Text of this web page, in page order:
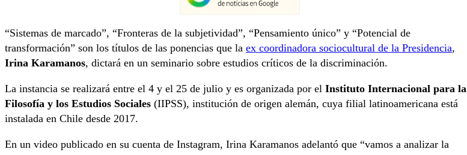
“Sistemas de marcado”, “Fronteras de la subjetividad”, “Pensamiento único” y “Potencial de
transformación” son los títulos de las ponencias que la ex coordinadora sociocultural de la Presidencia,
Irina Karamanos, dictará en un seminario sobre estudios críticos de la discriminación.
La instancia se realizará entre el 4 y el 25 de julio y es organizada por el Instituto Internacional para la
Filosofía y los Estudios Sociales (IIPSS), institución de origen alemán, cuya filial latinoamericana está
instalada en Chile desde 2017.
En un video publicado en su cuenta de Instagram, Irina Karamanos adelantó que “vamos a analizar la